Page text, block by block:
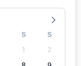
S
S
1
2